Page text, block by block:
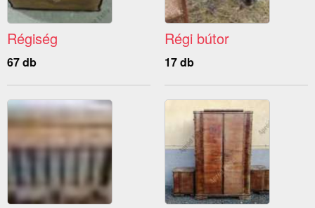
Régiség
67 db
Régi bútor
17 db